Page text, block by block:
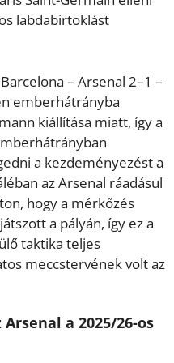
labdabirtoklást
– Arsenal 2–1 –
emberhátrányba
kiállítása miatt, így a
a kezdeményezést a
az Arsenal ráadásul
hogy a mérkőzés
a pályán, így ez a
taktika teljes
meccstervének volt az
a 2025/26-os